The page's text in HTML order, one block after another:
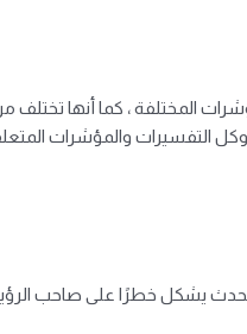
المختلفة ، كما أنها
التفسيرات والمؤشرات
يشكل خطرًا على صاحب